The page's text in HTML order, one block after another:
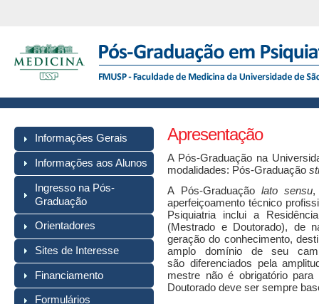
Informações Gerais
Informações aos Alunos
Ingresso na Pós-
Graduação
Orientadores
Sites de Interesse
Financiamento
Formulários
Apresentação
A Pós-Graduação na
modalidades: Pós-Graduação
A Pós-Graduação lato sensu,
aperfeiçoamento técnico
Psiquiatria inclui a
(Mestrado e Doutorado), de
geração do conhecimento,
amplo domínio de seu
são diferenciados pela
mestre não é obrigatório
Doutorado deve ser sempre